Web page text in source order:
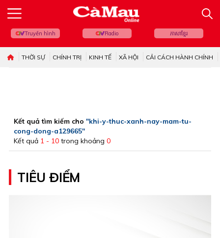
Truyền hình Radio ភាសាខ្មែរ
THỜI SỰ CHÍNH TRỊ KINH TẾ XÃ HỘI CẢI CÁCH HÀNH CHÍNH
Kết quả tìm kiếm cho "khi-y-thuc-xanh-nay-mam-tu-
cong-dong-a129665"
Kết quả 1 - 10 trong khoảng 0
TIÊU ĐIỂM